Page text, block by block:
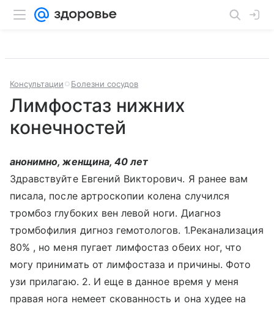
Консультации Болезни сосудов
Лимфостаз нижних
конечностей
анонимно, женщина, 40 лет
Здравствуйте Евгений Викторович. Я ранее вам
писала, после артроскопии колена случился
тромбоз глубоких вен левой ноги. Диагноз
тромбофилия дигноз гемотологов. 1.Реканализация
80% , но меня пугает лимфостаз обеих ног, что
могу принимать от лимфостаза и причины. Фото
узи прилагаю. 2. И еще в данное время у меня
правая нога немеет скованность и она худее на